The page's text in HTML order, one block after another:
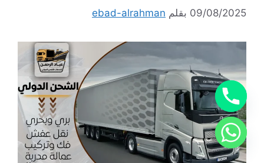
09/08/2025 بقلم ebad-alrahman